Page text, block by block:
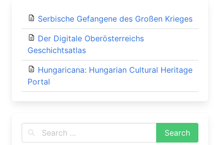
Serbische Gefangene des Großen Krieges
Der Digitale Oberösterreichs
Geschichtsatlas
Hungaricana: Hungarian Cultural Heritage
Portal